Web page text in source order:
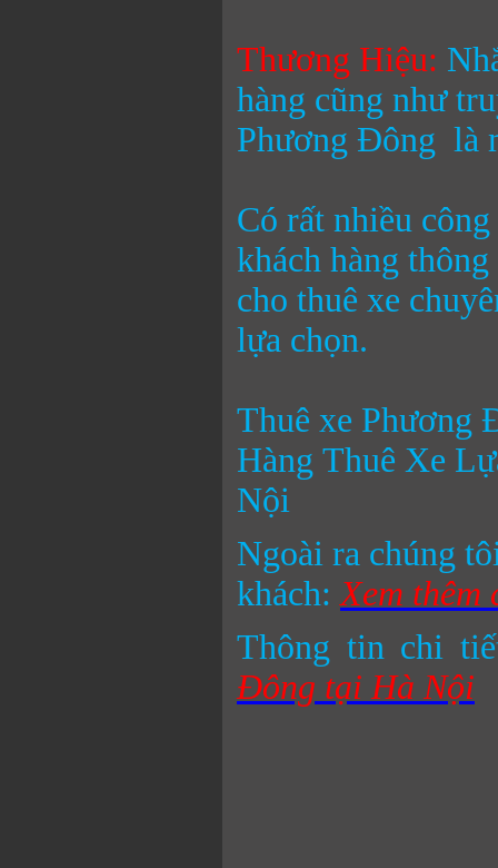
Thương Hiệu:
hàng cũng như
Phương Đông là
Có rất nhiều
khách hàng
cho thuê xe
lựa chọn.
Thuê xe Phương
Hàng Thuê Xe
Nội
Ngoài ra chúng
khách:Xem thêm
Thông tin chi
Đông tại Hà Nội